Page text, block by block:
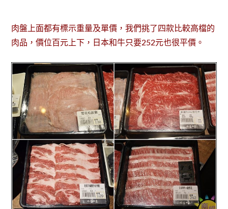
肉盤上面都有標示重量及單價，我們挑了四款比較高檔的
肉品，價位百元上下，日本和牛只要252元也很平價。